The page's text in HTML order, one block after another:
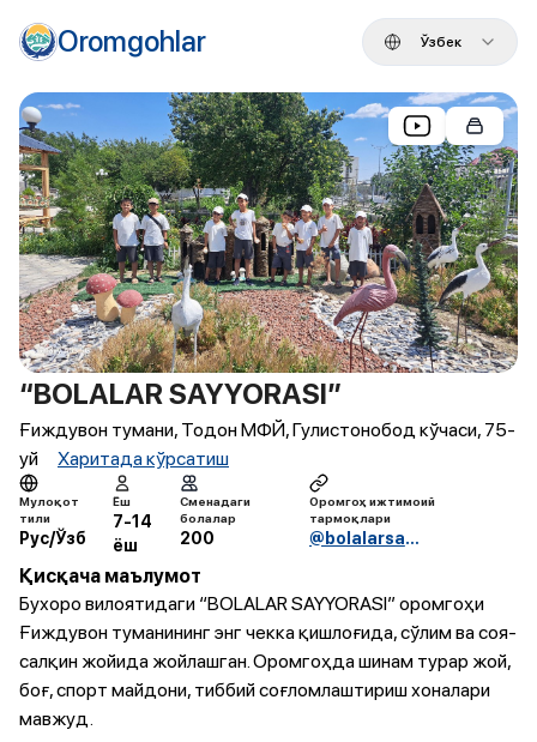
Oromgohlar Ўзбек
“BOLALAR SAYYORASI”
Ғиждувон тумани, Тодон МФЙ, Гулистонобод кўчаси, 75-
уй
Харитада кўрсатиш
Мулоқот
тили
Рус/Ўзб
Ёш
7-14
ёш
Сменадаги
болалар
200
Оромгоҳ ижтимоий
тармоқлари
@bolalarsayyorasi2024
Қисқача маълумот
Бухоро вилоятидаги “BOLALAR SAYYORASI” оромгоҳи
Ғиждувон туманининг энг чекка қишлоғида, сўлим ва соя-
салқин жойида жойлашган. Оромгоҳда шинам турар жой,
боғ, спорт майдони, тиббий соғломлаштириш хоналари
мавжуд.